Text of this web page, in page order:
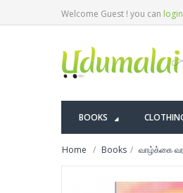
Welcome Guest ! you can login
BOOKS
Home Books வாழ்க்கை